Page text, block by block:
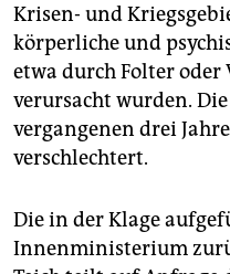
Krisen- und
körperliche und
etwa durch Folter
verursacht wurden.
vergangenen drei
verschlechtert.
Die in der Klage
Innenministerium